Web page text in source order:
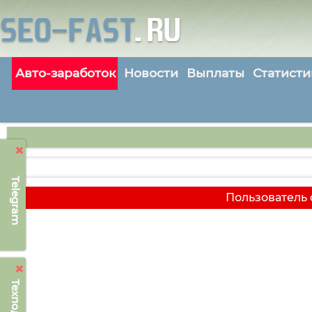
Telegram
Авто-заработок Новости Выплаты